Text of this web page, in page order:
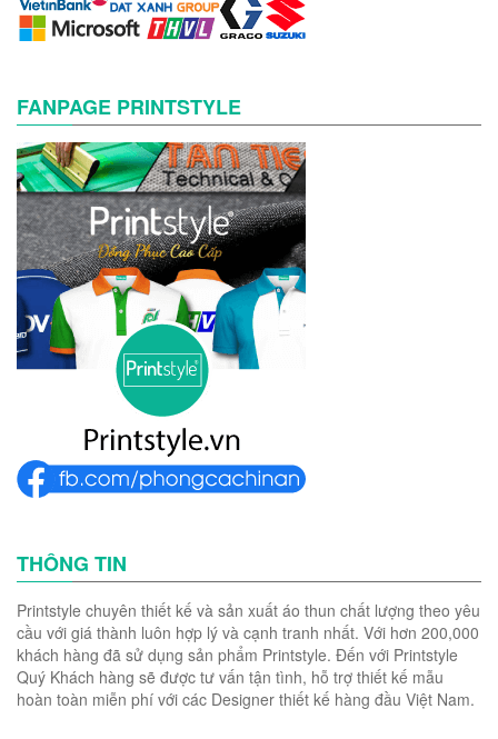
FANPAGE PRINTSTYLE
THÔNG TIN
Printstyle chuyên thiết kế và sản xuất áo thun chất lượng theo yêu
cầu với giá thành luôn hợp lý và cạnh tranh nhất. Với hơn 200,000
khách hàng đã sử dụng sản phẩm Printstyle. Đến với Printstyle
Quý Khách hàng sẽ được tư vấn tận tình, hỗ trợ thiết kế mẫu
hoàn toàn miễn phí với các Designer thiết kế hàng đầu Việt Nam.